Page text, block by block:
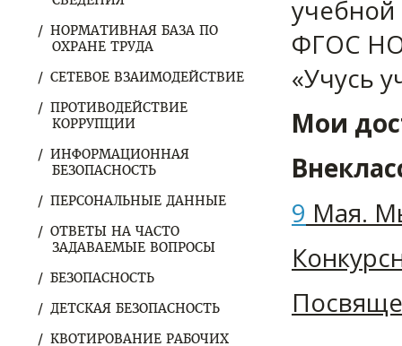
НОРМАТИВНАЯ БАЗА ПО
ОХРАНЕ ТРУДА
СЕТЕВОЕ ВЗАИМОДЕЙСТВИЕ
ПРОТИВОДЕЙСТВИЕ
КОРРУПЦИИ
ИНФОРМАЦИОННАЯ
БЕЗОПАСНОСТЬ
ПЕРСОНАЛЬНЫЕ ДАННЫЕ
ОТВЕТЫ НА ЧАСТО
ЗАДАВАЕМЫЕ ВОПРОСЫ
БЕЗОПАСНОСТЬ
ДЕТСКАЯ БЕЗОПАСНОСТЬ
КВОТИРОВАНИЕ РАБОЧИХ
учебной
ФГОС
«Учусь
Мои
9 Мая.